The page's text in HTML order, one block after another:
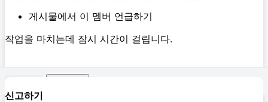
게시물에서 이 멤버 언급하기
작업을 마치는데 잠시 시간이 걸립니다.
신고하기